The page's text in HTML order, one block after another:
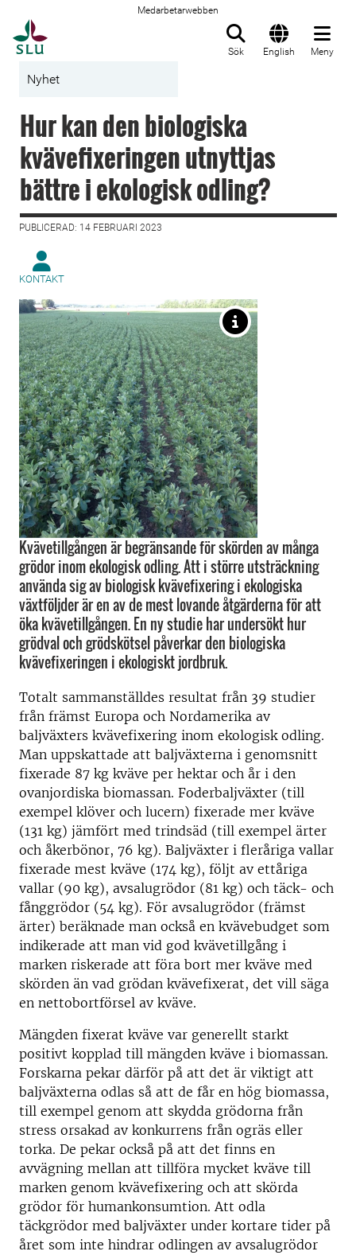
Medarbetarwebben
Sök English Meny
Nyhet
Hur kan den biologiska
kvävefixeringen utnyttjas
bättre i ekologisk odling?
PUBLICERAD: 14 FEBRUARI 2023
KONTAKT
Kvävetillgången är begränsande för skörden av många
grödor inom ekologisk odling. Att i större utsträckning
använda sig av biologisk kvävefixering i ekologiska
växtföljder är en av de mest lovande åtgärderna för att
öka kvävetillgången. En ny studie har undersökt hur
grödval och grödskötsel påverkar den biologiska
kvävefixeringen i ekologiskt jordbruk.
Totalt sammanställdes resultat från 39 studier
från främst Europa och Nordamerika av
baljväxters kvävefixering inom ekologisk odling.
Man uppskattade att baljväxterna i genomsnitt
fixerade 87 kg kväve per hektar och år i den
ovanjordiska biomassan. Foderbaljväxter (till
exempel klöver och lucern) fixerade mer kväve
(131 kg) jämfört med trindsäd (till exempel ärter
och åkerbönor, 76 kg). Baljväxter i fleråriga vallar
fixerade mest kväve (174 kg), följt av ettåriga
vallar (90 kg), avsalugrödor (81 kg) och täck- och
fånggrödor (54 kg). För avsalugrödor (främst
ärter) beräknade man också en kvävebudget som
indikerade att man vid god kvävetillgång i
marken riskerade att föra bort mer kväve med
skörden än vad grödan kvävefixerat, det vill säga
en nettobortförsel av kväve.
Mängden fixerat kväve var generellt starkt
positivt kopplad till mängden kväve i biomassan.
Forskarna pekar därför på att det är viktigt att
baljväxterna odlas så att de får en hög biomassa,
till exempel genom att skydda grödorna från
stress orsakad av konkurrens från ogräs eller
torka. De pekar också på att det finns en
avvägning mellan att tillföra mycket kväve till
marken genom kvävefixering och att skörda
grödor för humankonsumtion. Att odla
täckgrödor med baljväxter under kortare tider på
året som inte hindrar odlingen av avsalugrödor